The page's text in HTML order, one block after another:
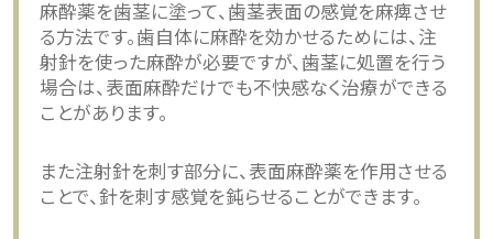
麻酔薬を歯茎に塗って、歯茎表面の感覚を麻痺させ
る方法です。歯自体に麻酔を効かせるためには、注
射針を使った麻酔が必要ですが、歯茎に処置を行う
場合は、表面麻酔だけでも不快感なく治療ができる
ことがあります。
また注射針を刺す部分に、表面麻酔薬を作用させる
ことで、針を刺す感覚を鈍らせることができます。